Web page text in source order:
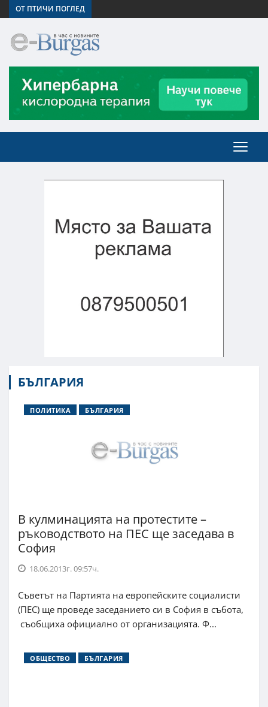
ОТ ПТИЧИ ПОГЛЕД
БЪЛГАРИЯ
ПОЛИТИКА БЪЛГАРИЯ
В кулминацията на протестите –
ръководството на ПЕС ще заседава в
София
18.06.2013г. 09:57ч.
Съветът на Партията на европейските социалисти
(ПЕС) ще проведе заседанието си в София в събота,
съобщиха официално от организацията. Ф...
ОБЩЕСТВО БЪЛГАРИЯ